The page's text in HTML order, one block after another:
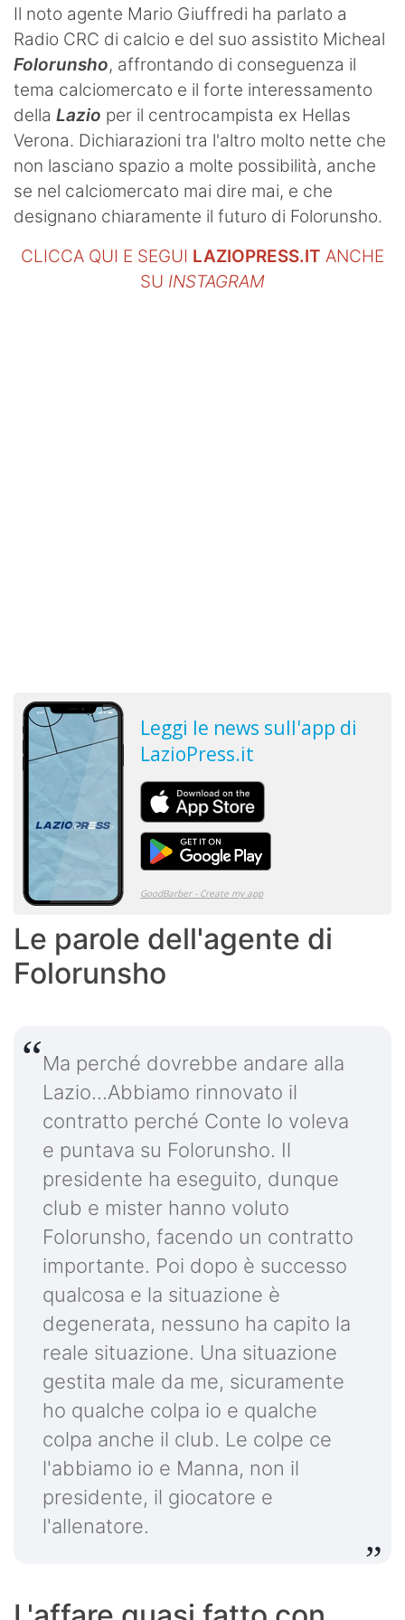
Il noto agente Mario Giuffredi ha parlato a
Radio CRC di calcio e del suo assistito Micheal
Folorunsho, affrontando di conseguenza il
tema calciomercato e il forte interessamento
della Lazio per il centrocampista ex Hellas
Verona. Dichiarazioni tra l'altro molto nette che
non lasciano spazio a molte possibilità, anche
se nel calciomercato mai dire mai, e che
designano chiaramente il futuro di Folorunsho.
CLICCA QUI E SEGUI LAZIOPRESS.IT ANCHE
SU INSTAGRAM
Le parole dell'agente di
Folorunsho
Ma perché dovrebbe andare alla
Lazio...Abbiamo rinnovato il
contratto perché Conte lo voleva
e puntava su Folorunsho. Il
presidente ha eseguito, dunque
club e mister hanno voluto
Folorunsho, facendo un contratto
importante. Poi dopo è successo
qualcosa e la situazione è
degenerata, nessuno ha capito la
reale situazione. Una situazione
gestita male da me, sicuramente
ho qualche colpa io e qualche
colpa anche il club. Le colpe ce
l'abbiamo io e Manna, non il
presidente, il giocatore e
l'allenatore.